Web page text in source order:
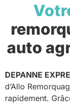
auto
DEPANNE
d’Allo
rapidement.